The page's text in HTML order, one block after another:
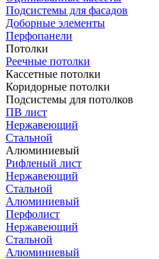
Подсистемы для фасадов
Доборные элементы
Перфопанели
Потолки
Реечные потолки
Кассетные потолки
Коридорные потолки
Подсистемы для потолков
ПВ лист
Нержавеющий
Стальной
Алюминиевый
Рифленый лист
Нержавеющий
Стальной
Алюминиевый
Перфолист
Нержавеющий
Стальной
Алюминиевый